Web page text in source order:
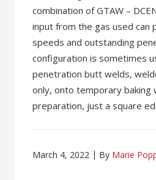
combination of GTAW –
input from the gas used can
speeds and outstanding
configuration is sometimes
penetration butt welds,
only, onto temporary baking
preparation, just a square
March 4, 2022 By Marie